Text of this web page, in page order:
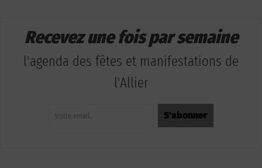
Recevez une fois par semaine
l'agenda des fêtes et manifestations de
l'Allier